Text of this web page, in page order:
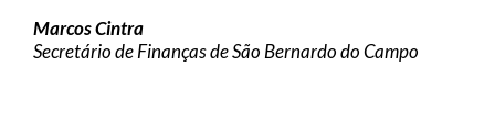
Marcos Cintra
Secretário de Finanças de São Bernardo do Campo